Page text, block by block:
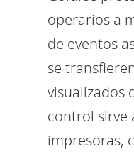
operarios a
de eventos
se
visualizados
control sirve
impresoras,